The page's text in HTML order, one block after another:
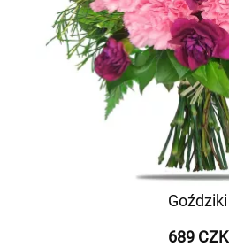
Goździki
689 CZK